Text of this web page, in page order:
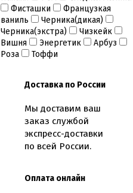
Фисташки
Французкая
ваниль
Черника(дикая)
Черника(экстра)
Чизкейк
Вишня
Энергетик
Арбуз
Роза
Тоффи
Доставка по России
Мы доставим ваш
заказ службой
экспресс-доставки
по всей России.
Оплата онлайн